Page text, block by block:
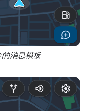
的消息模板